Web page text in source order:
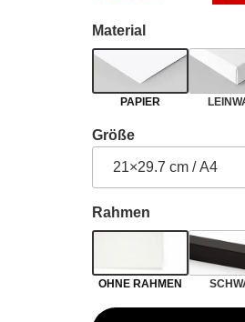
Material
PAPIER
Größe
Rahmen
OHNE RAHMEN